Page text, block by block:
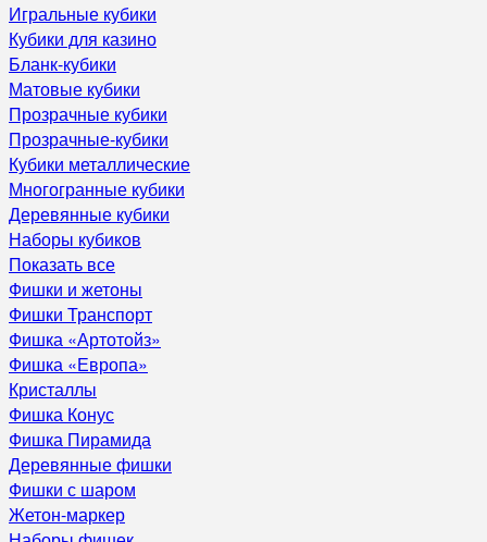
Игральные кубики
Кубики для казино
Бланк-кубики
Матовые кубики
Прозрачные кубики
Прозрачные-кубики
Кубики металлические
Многогранные кубики
Деревянные кубики
Наборы кубиков
Показать все
Фишки и жетоны
Фишки Транспорт
Фишка «Артотойз»
Фишка «Европа»
Кристаллы
Фишка Конус
Фишка Пирамида
Деревянные фишки
Фишки с шаром
Жетон-маркер